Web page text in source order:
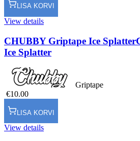
LISA KORVI
View details
CHUBBY Griptape Ice Splatter
Ice Splatter
Griptape
€10.00
LISA KORVI
View details